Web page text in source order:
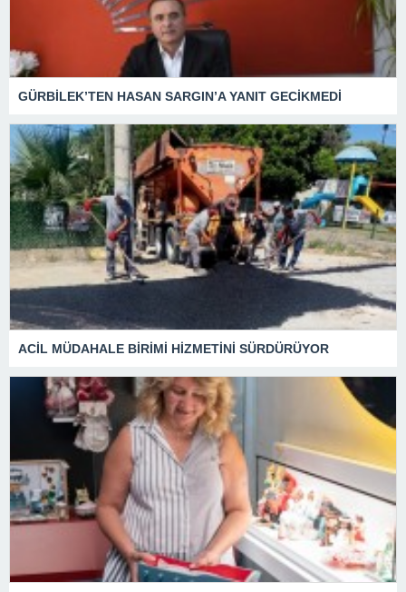
GÜRBİLEK’TEN HASAN SARGIN’A YANIT GECİKMEDİ
ACİL MÜDAHALE BİRİMİ HİZMETİNİ SÜRDÜRÜYOR